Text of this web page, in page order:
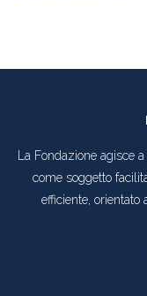
La Fondazione agisce
come soggetto
efficiente, orientato